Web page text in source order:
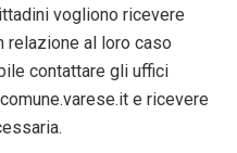
vogliono ricevere
relazione al loro caso
contattare gli uffici
e ricevere